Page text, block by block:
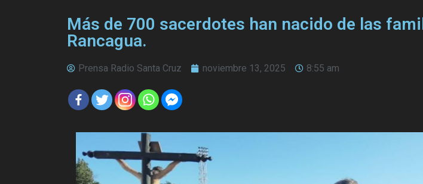
Más de 700 sacerdotes han nacido de las
Rancagua.
Prensa Radio Santa Cruz noviembre 13, 2025 8:55 am